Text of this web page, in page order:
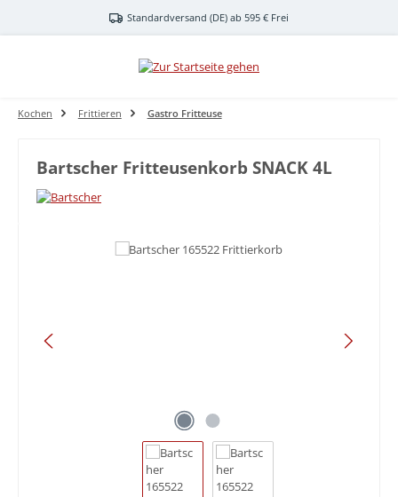
Zum Hauptinhalt springenStandardversand (DE) ab 595 € Frei
Kochen Frittieren Gastro Fritteuse
Bartscher Fritteusenkorb SNACK 4L
Bildergalerie überspringen